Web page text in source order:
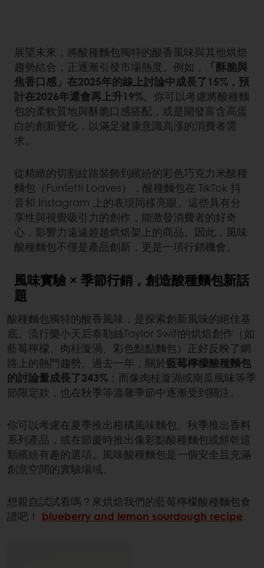
展望未來，將酸種麵包獨特的酸香風味與其他烘焙
趨勢結合，正逐漸引發市場熱度。例如，
「酥脆與
焦香口感」在2025年的線上討論中成長了15%，預
計在2026年還會再上升19%。你可以考慮將酸種麵
包的柔軟質地與酥脆口感搭配，或是開發富含高蛋
白的創新變化，以滿足健康意識高漲的消費者需
求。
從精緻的切割紋路裝飾到繽紛的彩色巧克力米酸種
麵包（Funfetti Loaves），酸種麵包在 TikTok 抖
音和 Instagram 上的表現同樣亮眼。這些具有分
享性與視覺吸引力的創作，能激發消費者的好奇
心，影響力遠遠超越烘焙架上的商品。因此，風味
酸種麵包不僅是產品創新，更是一項行銷機會。
風味實驗 × 季節行銷，創造酸種麵包新話
題
酸種麵包獨特的酸香風味，是探索創新風味的絕佳基
底。流行樂小天后泰勒絲Taylor Swift的烘焙創作（如
藍莓檸檬、肉桂漩渦、彩色點點麵包）正好反映了網
路上的熱門趨勢。過去一年，關於藍莓檸檬酸種麵包
的討論量成長了243% ；而像肉桂漩渦或南瓜風味等季
節限定款，也在秋季等溫馨季節中逐漸受到關注。
你可以考慮在夏季推出柑橘風味麵包、秋季推出香料
系列產品，或在節慶時推出像彩點酸種麵包或餅乾這
類繽紛有趣的選項。風味酸種麵包是一個安全且充滿
創意空間的實驗場域。
想親自試試看嗎？來烘焙我們的藍莓檸檬酸種麵包食
譜吧！ blueberry and lemon sourdough recipe.